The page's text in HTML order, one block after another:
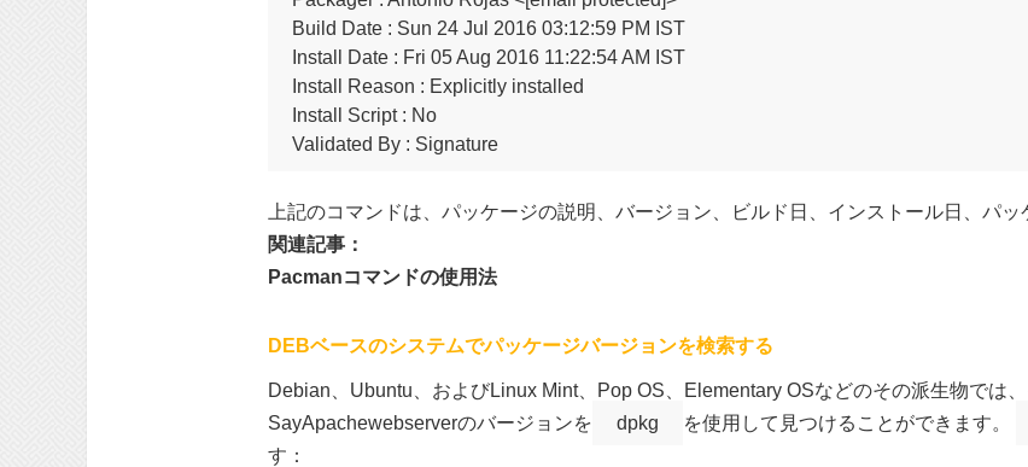
Build Date : Sun 24 Jul 2016 03:12:59 PM IST
Install Date : Fri 05 Aug 2016 11:22:54 AM IST
Install Reason : Explicitly installed
Install Script : No
Validated By : Signature
上記のコマンドは、パッケージの説明、バージョン、ビルド日、インストール日、パ
関連記事：
Pacmanコマンドの使用法
DEBベースのシステムでパッケージバージョンを検索する
Debian、Ubuntu、およびLinux Mint、Pop OS、Elementary OSなどのその派生物では
SayApachewebserverのバージョンを
dpkg を使用して見つけることができます。
す：